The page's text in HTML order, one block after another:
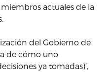
actuales de la
del Gobierno de
de cómo uno
ya tomadas)’,